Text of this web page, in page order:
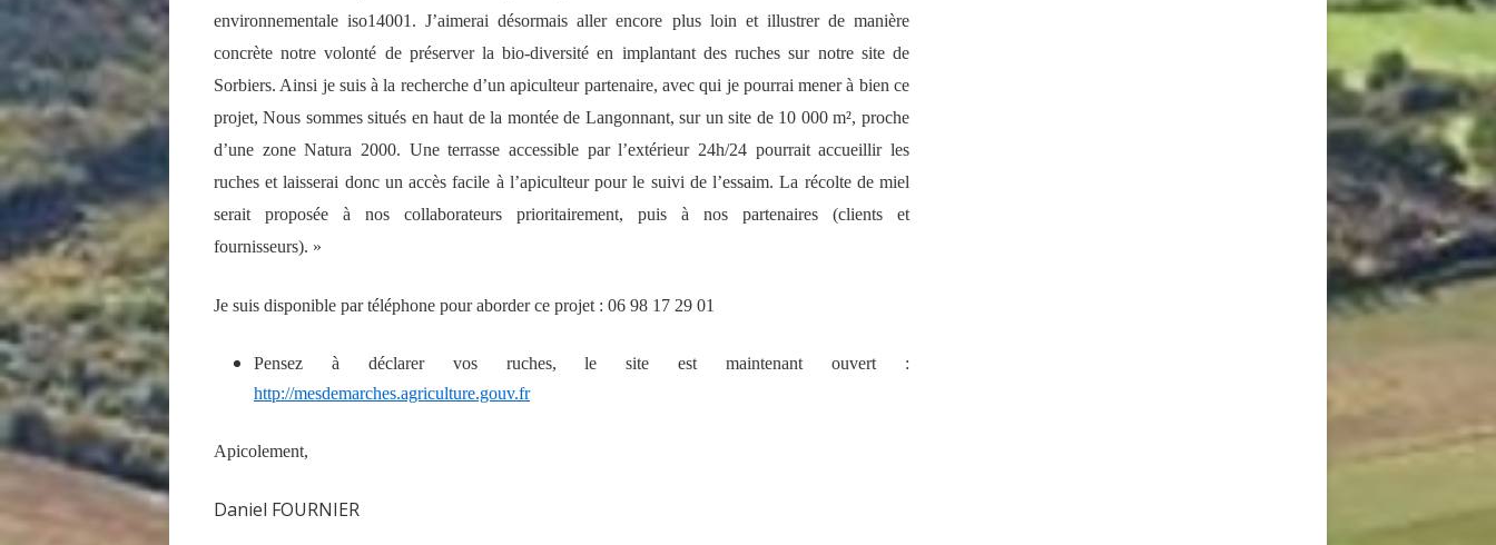
environnementale iso14001. J’aimerai désormais aller encore plus loin et illustrer de manière
concrète notre volonté de préserver la bio-diversité en implantant des ruches sur notre site de
Sorbiers. Ainsi je suis à la recherche d’un apiculteur partenaire, avec qui je pourrai mener à bien ce
projet, Nous sommes situés en haut de la montée de Langonnant, sur un site de 10 000 m², proche
d’une zone Natura 2000. Une terrasse accessible par l’extérieur 24h/24 pourrait accueillir les
ruches et laisserai donc un accès facile à l’apiculteur pour le suivi de l’essaim. La récolte de miel
serait proposée à nos collaborateurs prioritairement, puis à nos partenaires (clients et
fournisseurs). »
Je suis disponible par téléphone pour aborder ce projet : 06 98 17 29 01
Pensez à déclarer vos ruches, le site est maintenant ouvert :
http://mesdemarches.agriculture.gouv.fr
Apicolement,
Daniel FOURNIER